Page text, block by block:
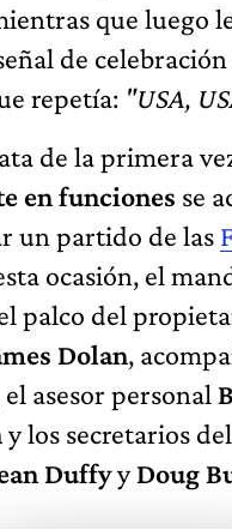
que luego
de
repetía: "USA,
de la primera
en funciones se
un partido de las
ocasión, el
palco del
Dolan,
asesor personal
y los secretarios
DuffyyDoug